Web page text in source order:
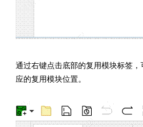
通过右键点击底部的复用模块标签
应的复用模块位置。